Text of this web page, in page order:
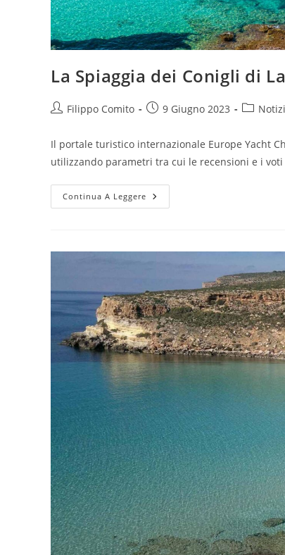
La Spiaggia dei Conigli di
AutoreFilippo Comito
Articolo9 Giugno 2023
Il portale turistico internazionale Europe Yacht
utilizzando parametri tra cui le recensioni e i
Continua A Leggere La
Spiaggia
È
Bella
D’Europa